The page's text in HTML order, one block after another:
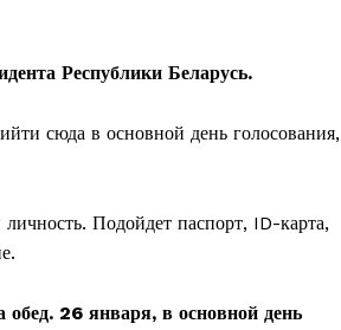
Республики Беларусь.
сюда в основной день голосования,
Подойдет паспорт, ID-карта,
26 января, в основной день